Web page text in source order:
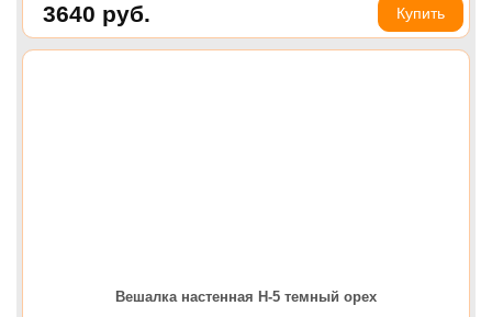
3640 руб. Купить
Вешалка настенная Н-5 темный орех